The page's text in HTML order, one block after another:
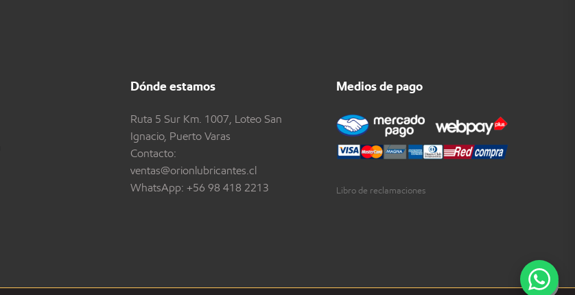
Dónde estamos
Ruta 5 Sur Km. 1007, Loteo San
Ignacio, Puerto Varas
Contacto:
ventas@orionlubricantes.cl
WhatsApp: +56 98 418 2213
Medios de pago
Libro de reclamaciones